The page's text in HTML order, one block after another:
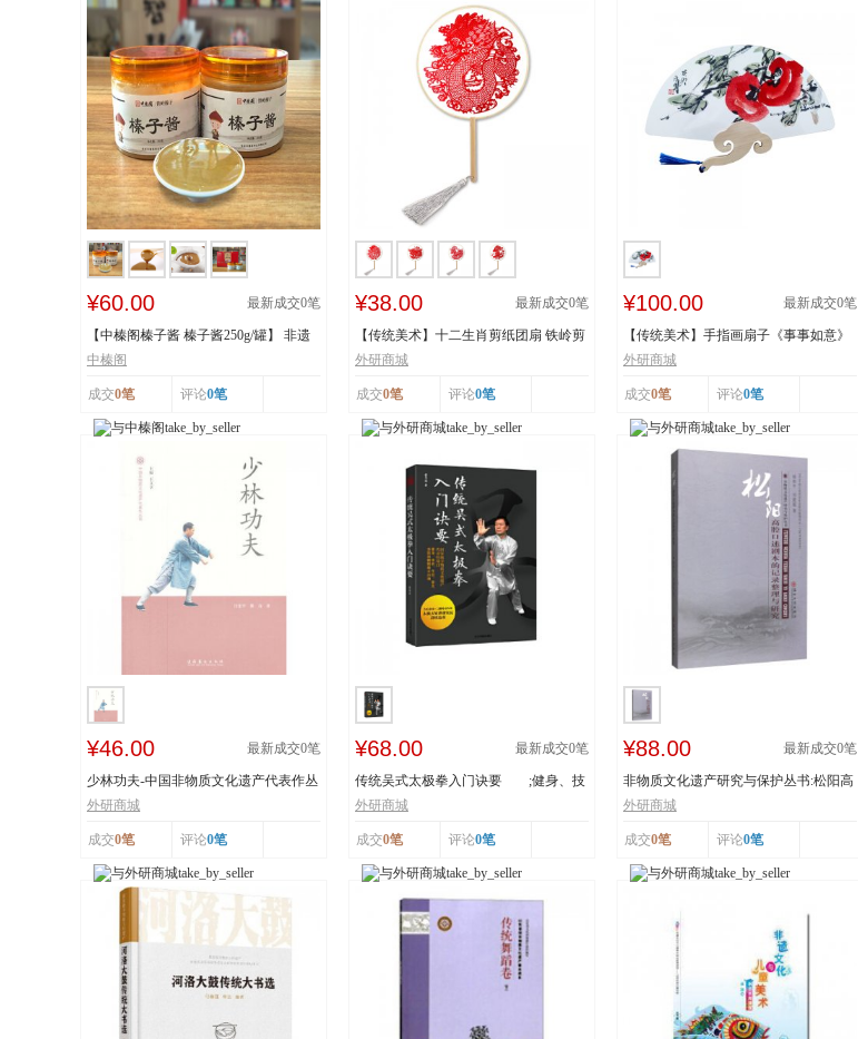
¥60.00 最新成交0笔
【中榛阁榛子酱 榛子酱250g/罐】 非遗
工艺 榛香浓...
中榛阁
成交0笔 评论0笔
¥38.00 最新成交0笔
【传统美术】十二生肖剪纸团扇 铁岭剪
纸 市级非物...
外研商城
成交0笔 评论0笔
¥100.00 最新成交0笔
【传统美术】手指画扇子《事事如意》
辽宁省级非物...
外研商城
成交0笔 评论0笔
¥46.00 最新成交0笔
少林功夫-中国非物质文化遗产代表作丛
书
外研商城
成交0笔 评论0笔
¥68.00 最新成交0笔
传统吴式太极拳入门诀要 ;健身、技
击、穴位、意...
外研商城
成交0笔 评论0笔
¥88.00 最新成交0笔
非物质文化遗产研究与保护丛书:松阳高
腔口述剧本的...
外研商城
成交0笔 评论0笔